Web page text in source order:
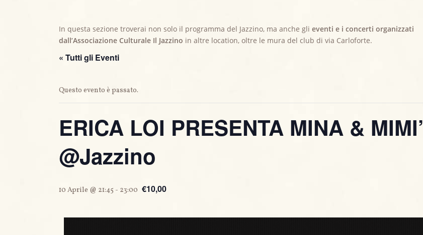
In questa sezione troverai non solo il programma del Jazzino, ma anche gli eventi e i concerti organizzati
dall’Associazione Culturale Il Jazzino in altre location, oltre le mura del club di via Carloforte.
« Tutti gli Eventi
Questo evento è passato.
ERICA LOI PRESENTA MINA & MIMI’
@Jazzino
10 Aprile @ 21:45 - 23:00 €10,00